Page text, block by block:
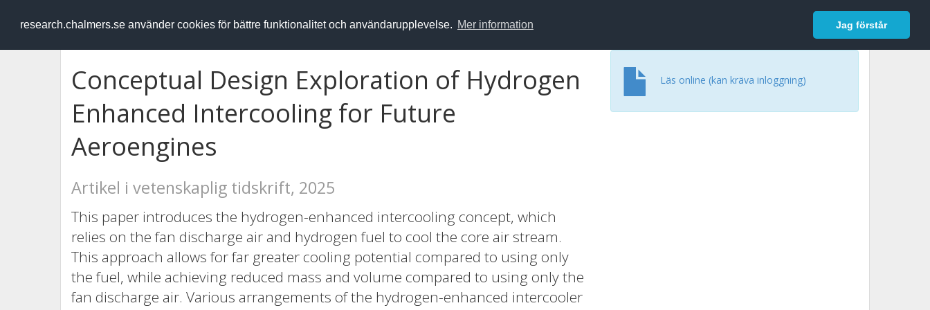
research.chalmers.se använder cookies för bättre funktionalitet och användarupplevelse. Mer information Jag förstår
RESEARCH.chalmers.se Logga in
Conceptual Design Exploration of Hydrogen
Enhanced Intercooling for Future
Aeroengines
Artikel i vetenskaplig tidskrift, 2025
This paper introduces the hydrogen-enhanced intercooling concept, which
relies on the fan discharge air and hydrogen fuel to cool the core air stream.
This approach allows for far greater cooling potential compared to using only
the fuel, while achieving reduced mass and volume compared to using only the
fan discharge air. Various arrangements of the hydrogen-enhanced intercooler
Läs online (kan kräva inloggning)